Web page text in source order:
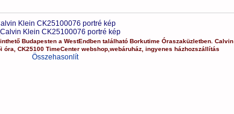
Klein CK25100076 portré kép
Budapesten a WestEndbentalálható Borkutime Óraszaküzletben. Calvin
óra CK25100 TimeCenter webshop, webáruház, ingyenes házhozszállítás
Összehasonlít